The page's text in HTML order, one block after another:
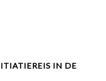
IN DE